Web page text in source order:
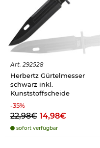
Art. 292528
Herbertz Gürtelmesser
schwarz inkl.
Kunststoffscheide
-35%
22,98€ 14,98€
sofort verfügbar